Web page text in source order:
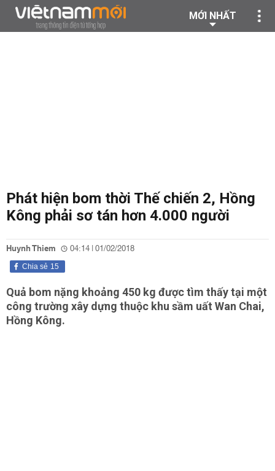
MỚI NHẤT
Phát hiện bom thời Thế chiến 2, Hồng
Kông phải sơ tán hơn 4.000 người
Huynh Thiem 04:14 | 01/02/2018
15
Chia sẻ
Quả bom nặng khoảng 450 kg được tìm thấy tại một
công trường xây dựng thuộc khu sầm uất Wan Chai,
Hồng Kông.